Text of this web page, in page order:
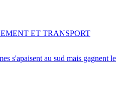
s'apaisent au sud mais gagnent le
ET TRANSPORT